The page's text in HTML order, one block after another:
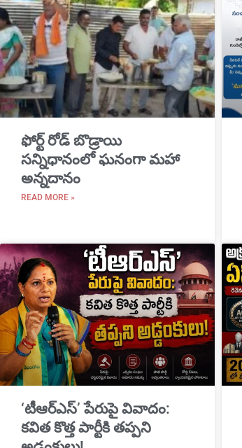
​ఫోర్ట్ రోడ్ బొడ్రాయి
సన్నిధానంలో ఘనంగా మహా
అన్నదానం
READ MORE »
‘టీఆర్ఎస్’ పేరుపై వివాదం:
కవిత కొత్త పార్టీకి తప్పని